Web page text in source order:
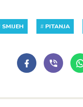
SMIJEH # PITANJA